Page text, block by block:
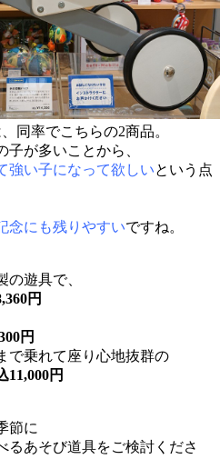
同率でこちらの2商品。
が多いことから、
強い子になって欲しいという点
念にも残りやすいですね。
遊具で、
円
円
で乗れて座り心地抜群の
円
節に
るあそび道具をご検討くださ